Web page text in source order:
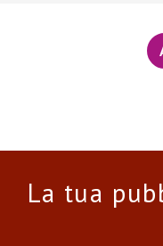
La tua